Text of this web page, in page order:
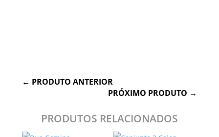
← PRODUTO ANTERIOR
PRÓXIMO PRODUTO →
PRODUTOS RELACIONADOS